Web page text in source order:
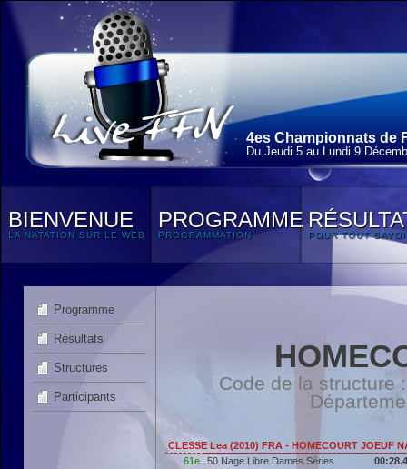
4es Championnats de
Du Jeudi 5 au Lundi 9
BIENVENUE
LA NATATION SUR LE WEB
PROGRAMME
PROGRAMMATION POUR TOUT
Programme
Résultats
Structures
Participants
Code de la structure
CLESSE Lea (2010) FRA - HOMECOURT JOEUF
61e
50 Nage Libre Dames Séries